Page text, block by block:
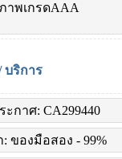
พเกรดAAA
บริการ
กาศ: CA299440
ของมือสอง - 99%